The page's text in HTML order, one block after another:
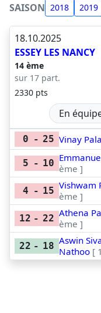
SAISON 2018 2019
18.10.2025
ESSEY LES NANCY
14 ème
sur 17 part.
2330 pts
En
0 - 25 Vinay
5 - 10 ème ]
4 - 15 Vishwam
ème ]
12 - 22 Athena
ème ]
22 - 18 Aswin
Nathoo [